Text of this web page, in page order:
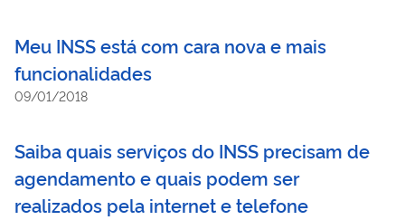
Meu INSS está com cara nova e mais
funcionalidades
09/01/2018
Saiba quais serviços do INSS precisam de
agendamento e quais podem ser
realizados pela internet e telefone